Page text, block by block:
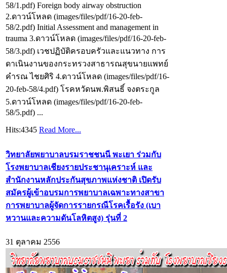
58/1.pdf) Foreign body airway obstruction
2.ดาวน์โหลด (images/files/pdf/16-20-feb-
58/2.pdf) Initial Assessment and management in
trauma 3.ดาวน์โหลด (images/files/pdf/16-20-feb-
58/3.pdf) เวชปฏิบัติครอบครัวและแนวทาง การ
ดาเนินงานของกระทรวงสาธารณสุขนายแพทย์
คำรณ ไชยศิริ 4.ดาวน์โหลด (images/files/pdf/16-
20-feb-58/4.pdf) โรคหวัดนพ.พิสนธิ์ จงตระกูล
5.ดาวน์โหลด (images/files/pdf/16-20-feb-
58/5.pdf) ...
Hits:4345 Read More...
วิทยาลัยพยาบาลบรมราชชนนี พะเยา ร่วมกับ
โรงพยาบาลเชียงรายประชานุเคราะห์ และ
สำนักงานหลักประกันสุขภาพแห่งชาติ เปิดรับ
สมัครผู้เข้าอบรมการพยาบาลเฉพาะทางสาขา
การพยาบาลผู้จัดการรายกรณีโรคเรื้อรัง (เบา
หวานและความดันโลหิตสูง) รุ่นที่ 2
31 ตุลาคม 2556